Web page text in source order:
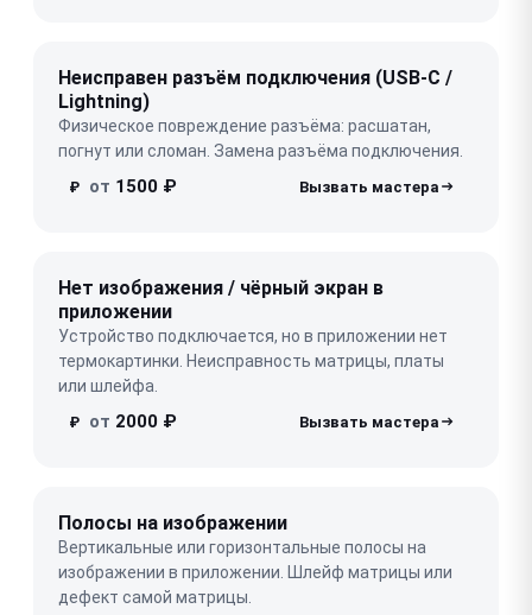
Неисправен разъём подключения (USB-C /
Lightning)
Физическое повреждение разъёма: расшатан,
погнут или сломан. Замена разъёма подключения.
₽ от 1500 ₽
Нет изображения / чёрный экран в
приложении
Устройство подключается, но в приложении нет
термокартинки. Неисправность матрицы, платы
или шлейфа.
₽ от 2000 ₽
Полосы на изображении
Вертикальные или горизонтальные полосы на
изображении в приложении. Шлейф матрицы или
дефект самой матрицы.